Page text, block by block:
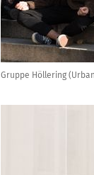
Gruppe Höllering